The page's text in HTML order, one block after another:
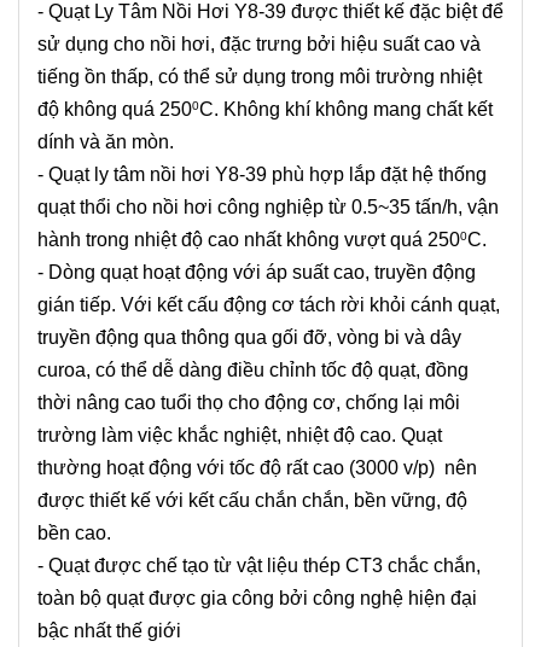
- Quạt Ly Tâm Nồi Hơi Y8-39 được thiết kế đặc biệt để
sử dụng cho nồi hơi, đặc trưng bởi hiệu suất cao và
tiếng ồn thấp, có thể sử dụng trong môi trường nhiệt
độ không quá 2500C. Không khí không mang chất kết
dính và ăn mòn.
- Quạt ly tâm nồi hơi Y8-39 phù hợp lắp đặt hệ thống
quạt thổi cho nồi hơi công nghiệp từ 0.5~35 tấn/h, vận
hành trong nhiệt độ cao nhất không vượt quá 2500C.
- Dòng quạt hoạt động với áp suất cao, truyền động
gián tiếp. Với kết cấu động cơ tách rời khỏi cánh quạt,
truyền động qua thông qua gối đỡ, vòng bi và dây
curoa, có thể dễ dàng điều chỉnh tốc độ quạt, đồng
thời nâng cao tuổi thọ cho động cơ, chống lại môi
trường làm việc khắc nghiệt, nhiệt độ cao. Quạt
thường hoạt động với tốc độ rất cao (3000 v/p) nên
được thiết kế với kết cấu chắn chắn, bền vững, độ
bền cao.
- Quạt được chế tạo từ vật liệu thép CT3 chắc chắn,
toàn bộ quạt được gia công bởi công nghệ hiện đại
bậc nhất thế giới